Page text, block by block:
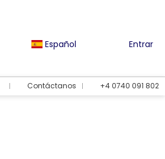
Español Entrar
Contáctanos +4 0740 091 802